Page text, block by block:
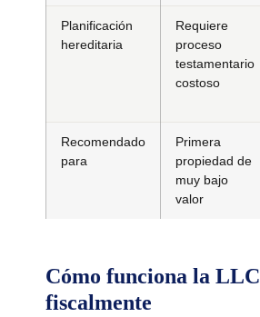
Planificación
hereditaria
Requiere
proceso
testamentario
costoso
Recomendado
para
Primera
propiedad de
muy bajo
valor
Cómo funciona la LLC
fiscalmente